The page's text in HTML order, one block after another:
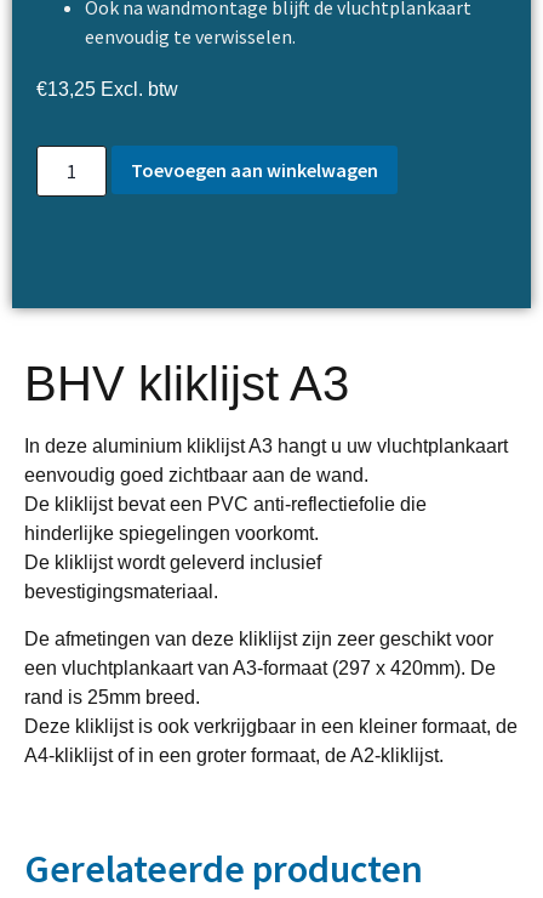
Ook na wandmontage blijft de vluchtplankaart
eenvoudig te verwisselen.
€13,25 Excl. btw
Toevoegen aan winkelwagen
BHV kliklijst A3
In deze aluminium kliklijst A3 hangt u uw vluchtplankaart
eenvoudig goed zichtbaar aan de wand.
De kliklijst bevat een PVC anti-reflectiefolie die
hinderlijke spiegelingen voorkomt.
De kliklijst wordt geleverd inclusief
bevestigingsmateriaal.
De afmetingen van deze kliklijst zijn zeer geschikt voor
een vluchtplankaart van A3-formaat (297 x 420mm). De
rand is 25mm breed.
Deze kliklijst is ook verkrijgbaar in een kleiner formaat, de
A4-kliklijst of in een groter formaat, de A2-kliklijst.
Gerelateerde producten